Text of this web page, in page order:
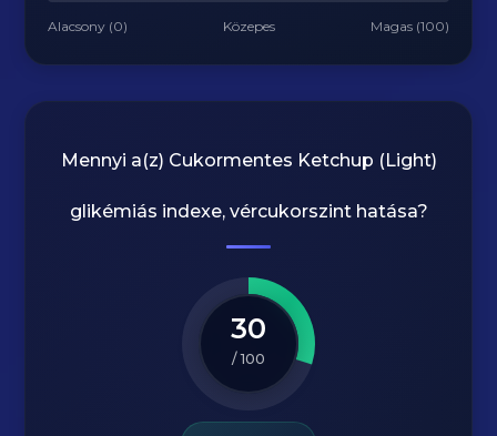
Alacsony (0) Közepes Magas (100)
Mennyi a(z) Cukormentes Ketchup (Light)
glikémiás indexe, vércukorszint hatása?
30
/ 100